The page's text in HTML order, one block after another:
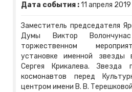
Дата события :11 апреля 2019
Заместитель председателя
Думы Виктор
торжественном
установке именной звезды
Сергея Крикалева. Звезда
космонавтов перед
центром имени В. В.